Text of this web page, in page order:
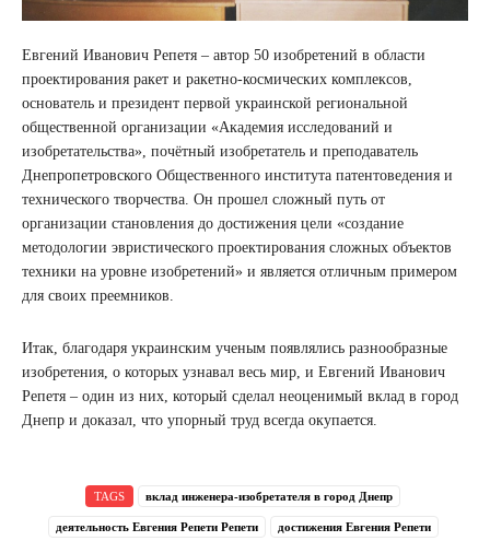
Евгений Иванович Репетя – автор 50 изобретений в области
проектирования ракет и ракетно-космических комплексов,
основатель и президент первой украинской региональной
общественной организации «Академия исследований и
изобретательства», почётный изобретатель и преподаватель
Днепропетровского Общественного института патентоведения и
технического творчества. Он прошел сложный путь от
организации становления до достижения цели «создание
методологии эвристического проектирования сложных объектов
техники на уровне изобретений» и является отличным примером
для своих преемников.
Итак, благодаря украинским ученым появлялись разнообразные
изобретения, о которых узнавал весь мир, и Евгений Иванович
Репетя – один из них, который сделал неоценимый вклад в город
Днепр и доказал, что упорный труд всегда окупается.
TAGS вклад инженера-изобретателя в город Днепр
деятельность Евгения Репети Репети достижения Евгения Репети